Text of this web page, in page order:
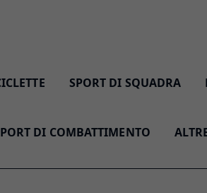
SPORT DI SQUADRA
DI COMBATTIMENTO